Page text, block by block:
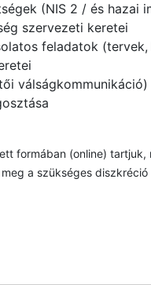
(NIS 2 / és hazai
szervezeti keretei
feladatok (tervek,
válságkommunikáció)
formában (online)
a szükséges diszkréció